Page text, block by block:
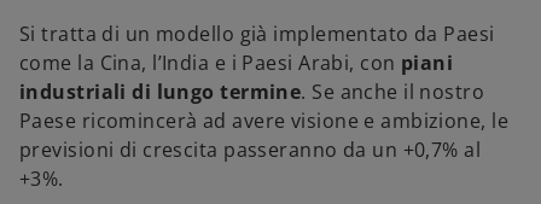
Si tratta di un modello già implementato da Paesi
come la Cina, l’India e i Paesi Arabi, con piani
industriali di lungo termine. Se anche il nostro
Paese ricomincerà ad avere visione e ambizione, le
previsioni di crescita passeranno da un +0,7% al
+3%.